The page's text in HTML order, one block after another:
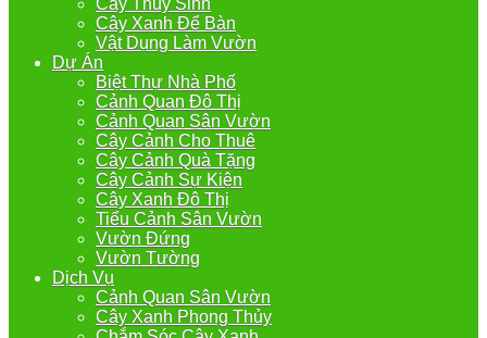
Cây Xanh Để Bàn
Vật Dụng Làm Vườn
Dự Án
Biệt Thự Nhà Phố
Cảnh Quan Đô Thị
Cảnh Quan Sân Vườn
Cây Cảnh Cho Thuê
Cây Cảnh Quà Tặng
Cây Cảnh Sự Kiện
Cây Xanh Đô Thị
Tiểu Cảnh Sân Vườn
Vườn Đứng
Vườn Tường
Dịch Vụ
Cảnh Quan Sân Vườn
Cây Xanh Phong Thủy